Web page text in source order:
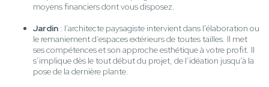
moyens financiers dont vous disposez.
Jardin : l’architecte paysagiste intervient dans l'élaboration ou
le remaniement d’espaces extérieurs de toutes tailles. Il met
ses compétences et son approche esthétique à votre profit. Il
s’implique dès le tout début du projet, de l’idéation jusqu’à la
pose de la dernière plante.